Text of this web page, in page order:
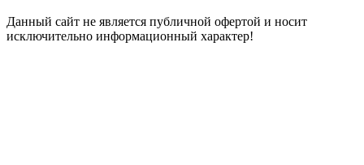
Данный сайт не является публичной офертой и носит
исключительно информационный характер!